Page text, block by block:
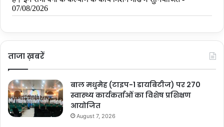
ताजा ख़बरें
बाल मधुमेह (टाइप-1 डायबिटीज) पर 270
स्वास्थ्य कार्यकर्ताओं का विशेष प्रशिक्षण
आयोजित
August 7, 2026